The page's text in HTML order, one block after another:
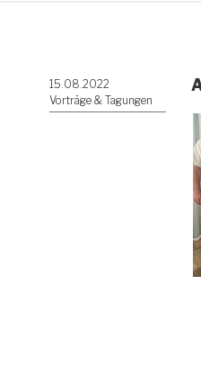
Veröffentlicht
am
15.08.2022
Vorträge & Tagungen